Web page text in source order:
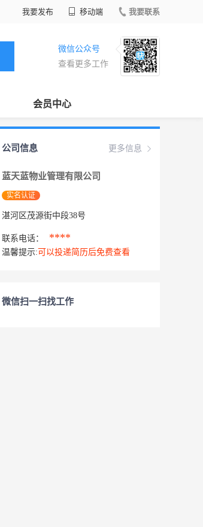
我要发布 移动端 我要联系
微信公众号
查看更多工作
会员中心
更多信息
公司信息
蓝天蓝物业管理有限公司
实名认证
湛河区茂源街中段38号
联系电话： ****
温馨提示: 可以投递简历后免费查看
微信扫一扫找工作